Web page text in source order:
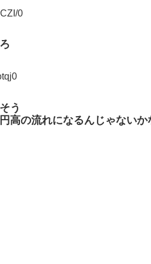
0
う
高の流れになるんじゃないか